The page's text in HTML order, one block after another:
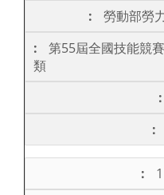
勞動部勞
第55屆全國技能競
類